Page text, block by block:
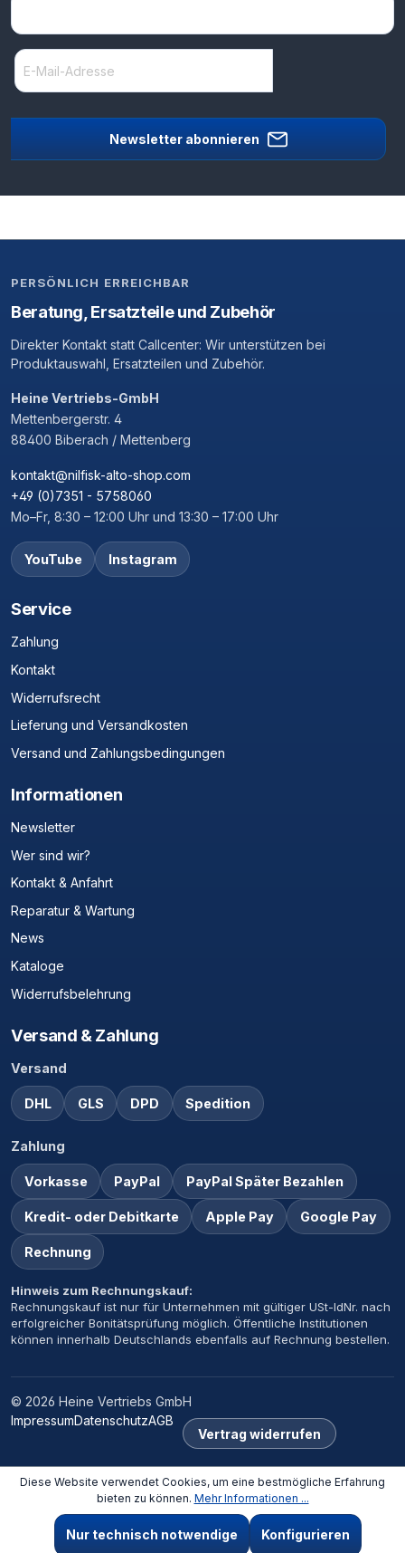
Newsletter abonnieren
PERSÖNLICH ERREICHBAR
Beratung, Ersatzteile und Zubehör
Direkter Kontakt statt Callcenter: Wir unterstützen bei
Produktauswahl, Ersatzteilen und Zubehör.
Heine Vertriebs-GmbH
Mettenbergerstr. 4
88400 Biberach / Mettenberg
kontakt@nilfisk-alto-shop.com
+49 (0)7351 - 5758060
Mo–Fr, 8:30 – 12:00 Uhr und 13:30 – 17:00 Uhr
YouTube Instagram
Service
Zahlung
Kontakt
Widerrufsrecht
Lieferung und Versandkosten
Versand und Zahlungsbedingungen
Informationen
Newsletter
Wer sind wir?
Kontakt & Anfahrt
Reparatur & Wartung
News
Kataloge
Widerrufsbelehrung
Versand & Zahlung
Versand
DHL GLS DPD Spedition
Zahlung
Vorkasse PayPal PayPal Später Bezahlen
Kredit- oder Debitkarte Apple Pay Google Pay
Rechnung
Hinweis zum Rechnungskauf:
Rechnungskauf ist nur für Unternehmen mit gültiger USt-IdNr. nach
erfolgreicher Bonitätsprüfung möglich. Öffentliche Institutionen
können innerhalb Deutschlands ebenfalls auf Rechnung bestellen.
© 2026 Heine Vertriebs GmbH
ImpressumDatenschutzAGB
Vertrag widerrufen
Diese Website verwendet Cookies, um eine bestmögliche Erfahrung
bieten zu können. Mehr Informationen ...
Nur technisch notwendige Konfigurieren